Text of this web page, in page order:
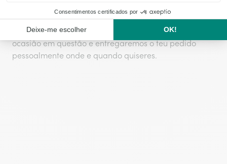
para pessoas alérgicas, como os lírios e as
margaridas e flores frescas para funerais como cravos
e crisântemos. Escolhe as tuas, de acordo com a
ocasião em questão e entregaremos o teu pedido
pessoalmente onde e quando quiseres.